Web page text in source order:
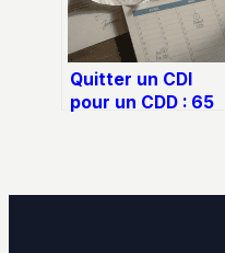
Quitter un CDI
pour un CDD : 65